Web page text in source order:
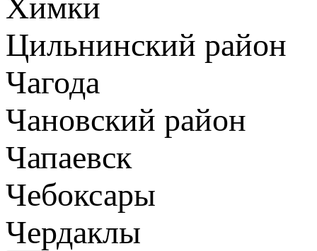
Цильнинский район
Чагода
Чановский район
Чапаевск
Чебоксары
Чердаклы